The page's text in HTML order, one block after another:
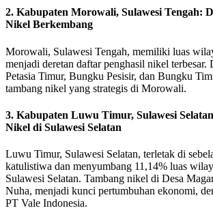
2. Kabupaten Morowali, Sulawesi Tengah:
Nikel Berkembang
Morowali, Sulawesi Tengah, memiliki luas
menjadi deretan daftar penghasil nikel terbesar.
Petasia Timur, Bungku Pesisir, dan Bungku
tambang nikel yang strategis di Morowali.
3. Kabupaten Luwu Timur, Sulawesi
Nikel di Sulawesi Selatan
Luwu Timur, Sulawesi Selatan, terletak di
katulistiwa dan menyumbang 11,14% luas
Sulawesi Selatan. Tambang nikel di Desa
Nuha, menjadi kunci pertumbuhan ekonomi,
PT Vale Indonesia.